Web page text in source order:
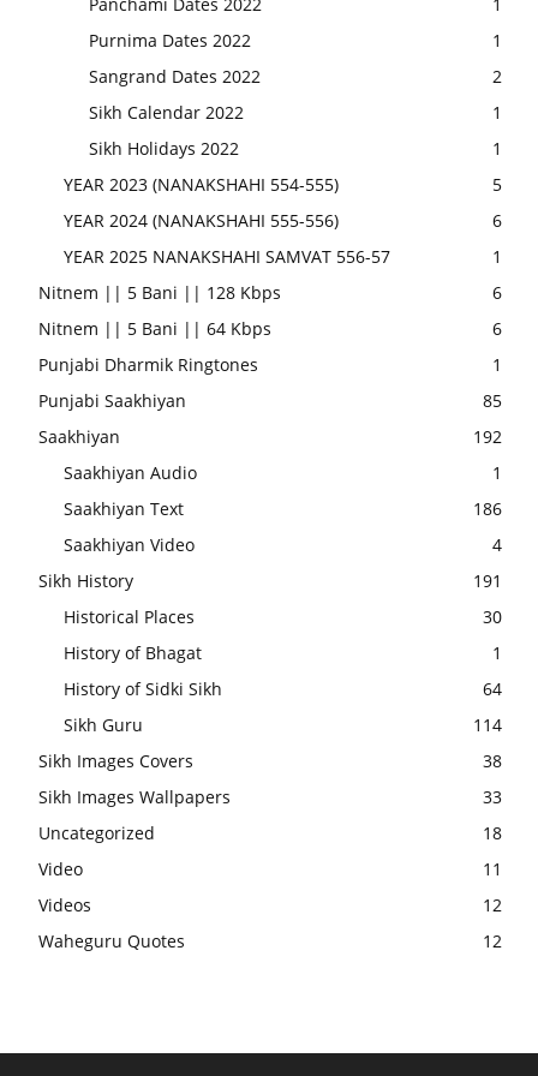
Purnima Dates 2022
1
Sangrand Dates 2022
2
Sikh Calendar 2022
1
Sikh Holidays 2022
1
YEAR 2023 (NANAKSHAHI 554-555)
5
YEAR 2024 (NANAKSHAHI 555-556)
6
YEAR 2025 NANAKSHAHI SAMVAT 556-57
1
Nitnem || 5 Bani || 128 Kbps
6
Nitnem || 5 Bani || 64 Kbps
6
Punjabi Dharmik Ringtones
1
Punjabi Saakhiyan
85
Saakhiyan
192
Saakhiyan Audio
1
Saakhiyan Text
186
Saakhiyan Video
4
Sikh History
191
Historical Places
30
History of Bhagat
1
History of Sidki Sikh
64
Sikh Guru
114
Sikh Images Covers
38
Sikh Images Wallpapers
33
Uncategorized
18
Video
11
Videos
12
Waheguru Quotes
12